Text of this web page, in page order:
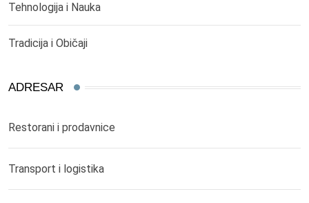
Tehnologija i Nauka
Tradicija i Običaji
ADRESAR
Restorani i prodavnice
Transport i logistika